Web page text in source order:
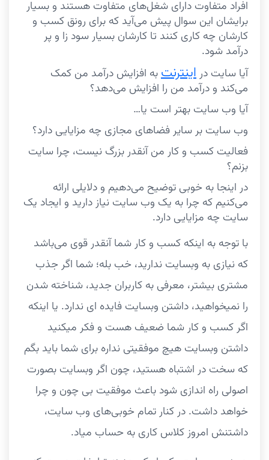
افراد متفاوت دارای شغل‌های متفاوت هستند و بسیار
برایشان این سوال پیش می‌آید که برای رونق کسب و
کارشان چه کاری کنند تا کارشان بسیار سود زا و پر
درآمد شود.
آیا سایت دراینترنتبه افزایش درآمد من کمک
می‌کند و درآمد من را افزایش می‌دهد؟
آیا وب سایت بهتر است یا…
وب سایت بر سایر فضاهای مجازی چه مزایایی دارد؟
فعالیت کسب و کار من آنقدر بزرگ نیست، چرا سایت
بزنم؟
در اینجا به خوبی توضیح می‌دهیم و دلایلی ارائه
می‌کنیم که چرا به یک وب سایت نیاز دارید و ایجاد یک
سایت چه مزایایی دارد.
با توجه به اینکه کسب و کار شما آنقدر قوی می‌باشد
که نیازی به وبسایت ندارید، خب بله؛ شما اگر جذب
مشتری بیشتر، معرفی به کاربران جدید، شناخته شدن
را نمیخواهید، داشتن وبسایت فایده ای ندارد. یا اینکه
اگر کسب و کار شما ضعیف هست و فکر میکنید
داشتن وبسایت هیچ موفقیتی نداره برای شما باید بگم
که سخت در اشتباه هستید، چون اگر وبسایت بصورت
اصولی راه اندازی شود باعث موفقیت بی چون و چرا
خواهد داشت. در کنار تمام خوبی‌های وب سایت،
داشتنش امروز کلاس کاری به حساب میاد.